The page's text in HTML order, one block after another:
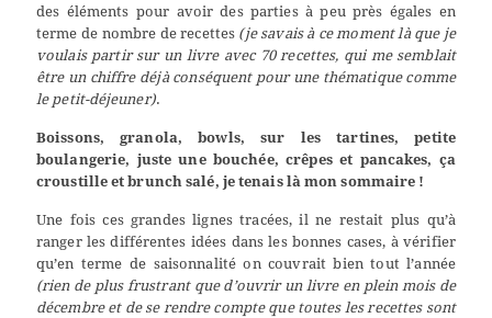
des éléments pour avoir des parties à peu près égales en
terme de nombre de recettes (je savais à ce moment là que je
voulais partir sur un livre avec 70 recettes, qui me semblait
être un chiffre déjà conséquent pour une thématique comme
le petit-déjeuner).
Boissons, granola, bowls, sur les tartines, petite
boulangerie, juste une bouchée, crêpes et pancakes, ça
croustille et brunch salé, je tenais là mon sommaire !
Une fois ces grandes lignes tracées, il ne restait plus qu’à
ranger les différentes idées dans les bonnes cases, à vérifier
qu’en terme de saisonnalité on couvrait bien tout l’année
(rien de plus frustrant que d’ouvrir un livre en plein mois de
décembre et de se rendre compte que toutes les recettes sont